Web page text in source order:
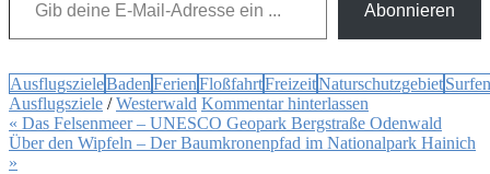
Abonnieren
AusflugszieleBadenFerienFloßfahrtFreizeitNaturschutzgebietSurfen
Ausflugsziele /Westerwald Kommentar hinterlassen
Beitragsnavigation
« Das Felsenmeer – UNESCO Geopark Bergstraße Odenwald
Über den Wipfeln – Der Baumkronenpfad im Nationalpark Hainich
»